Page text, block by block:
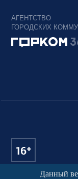
АГЕНТСТВО
ГОРОДСКИХ
Данный